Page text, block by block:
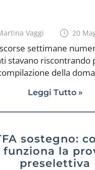
Vaggi 20
settimane
stavano riscontrando
della
Leggi Tutto »
sostegno:
funziona la
preselettiva